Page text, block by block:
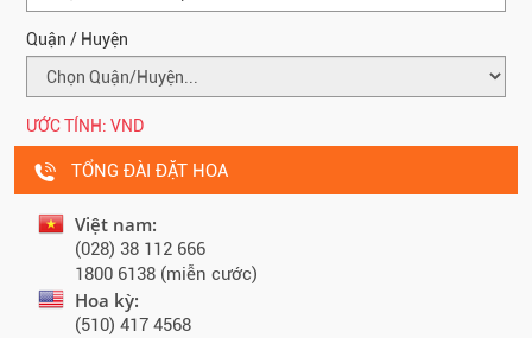
Quận / Huyện
ƯỚC TÍNH: VND
TỔNG ĐÀI ĐẶT HOA
Việt nam:
(028) 38 112 666
1800 6138 (miễn cước)
Hoa kỳ:
(510) 417 4568